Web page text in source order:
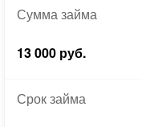
Суммазайма
13 000 руб.
Срокзайма